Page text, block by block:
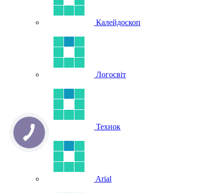
Калейдоскоп
Логосвіт
Технок
Arial